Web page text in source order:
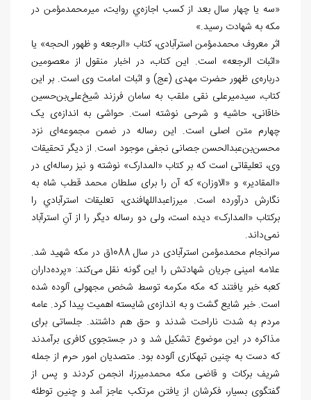
«سه یا چهار سال بعد از کسب اجازه‌ي روایت، میرمحمدمؤمن در
مکه به شهادت رسید.»
اثر معروف محمدمؤمن استرآبادی، کتاب «الرجعه و ظهور الحجه» یا
«اثبات الرجعه» است. این کتاب، در اخبار منقول از معصومین
درباره‌ی ظهور حضرت مهدی (عج) و اثبات امامت وی است. بر این
کتاب، سیدمیرعلی نقی ملقب به سامان فرزند شیخ‌علی‌بن‌حسین
خاقانی، حاشیه و شرحی نوشته است. حواشی به اندازه‌ی یک
چهارم متن اصلی است. این رساله در ضمن مجموعه‌ای نزد
محسن‌بن‌عبدالحسن جصانی نجفی موجود است. از دیگر تحقیقات
وی، تعلیقاتی است که بر کتاب «المدارک» نوشته و نیز رساله‌ای در
«المقادیر» و «الاوزان» که آن را برای سلطان محمد قطب شاه به
نگارش درآورده است. میرزاعبدالله‏افندی، تعلیقات استرآبادي را
برکتاب «المدارک» دیده است، ولی دو رساله دیگر را از آنِ استرآباد
نمی‌داند.
سرانجام محمدمؤمن استرآبادی در سال 1088ق در مکه شهید شد.
علامه امینی جریان شهادتش را این گونه نقل می‌کند: «پرده­‌داران
کعبه خبر یافتند که مکه مکرمه توسط شخص مجهولی آلوده شده
است. خبر شایع گشت و به اندازه‌ی شایسته اهمیت پیدا کرد. عامه
مردم به شدت ناراحت شدند و حق هم داشتند. جلساتی برای
مذاکره در این موضوع تشکیل شد و در جستجوی کافری برآمدند
که دست به چنین تبهکاری آلوده بود. متصدیان امور حرم از جمله
شریف برکات و قاضی مکه محمدمیرزا، انجمن کردند و پس از
گفتگوی بسیار، فکرشان از یافتن مرتکب عاجز آمد و چنین توطئه